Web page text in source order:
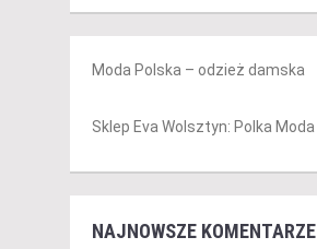
Moda Polska – odzież damska
Sklep Eva Wolsztyn: Polka Moda
NAJNOWSZE KOMENTARZE